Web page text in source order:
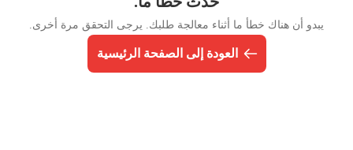
يبدو أن هناك خطأ ما أثناء معالجة طلبك. يرجى التحقق مرة أخرى.
العودة إلى الصفحة الرئيسية